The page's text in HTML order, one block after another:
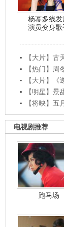
杨幂多线发
演员变身歌
【大片】古
【热门】周
【大片】《
【明星】
【将映】
电视剧推荐
跑马场